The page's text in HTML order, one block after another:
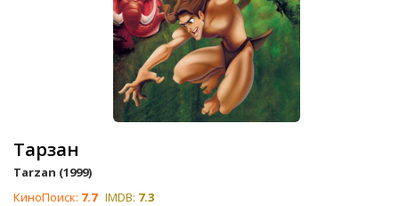
Тарзан
Tarzan (1999)
КиноПоиск: 7.7 IMDB: 7.3